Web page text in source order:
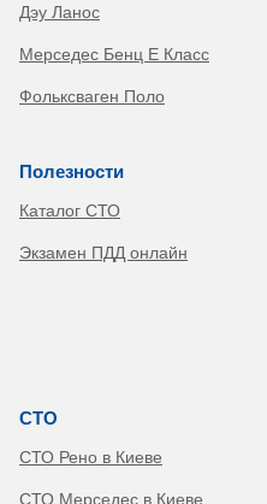
Дэу Ланос
Мерседес Бенц Е Класс
Фольксваген Поло
Полезности
Каталог СТО
Экзамен ПДД онлайн
СТО
СТО Рено в Киеве
СТО Мерседес в Киеве